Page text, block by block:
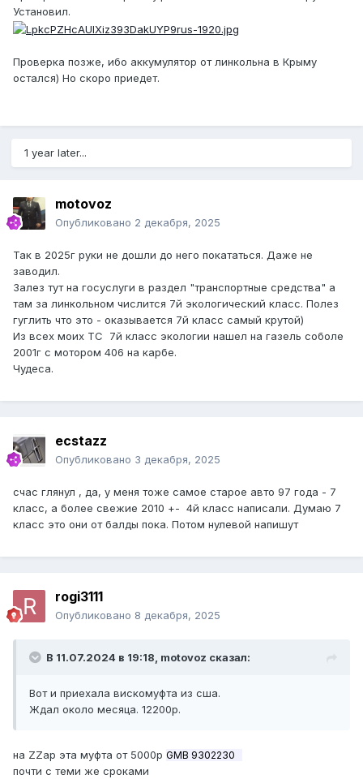
Установил.
Проверка позже, ибо аккумулятор от линкольна в Крыму
остался) Но скоро приедет.
1 year later...
motovoz
Опубликовано 2 декабря, 2025
Так в 2025г руки не дошли до него покататься. Даже не
заводил.
Залез тут на госуслуги в раздел "транспортные средства" а
там за линкольном числится 7й экологический класс. Полез
гуглить что это - оказывается 7й класс самый крутой)
Из всех моих ТС 7й класс экологии нашел на газель соболе
2001г с мотором 406 на карбе.
Чудеса.
ecstazz
Опубликовано 3 декабря, 2025
счас глянул , да, у меня тоже самое старое авто 97 года - 7
класс, а более свежие 2010 +- 4й класс написали. Думаю 7
класс это они от балды пока. Потом нулевой напишут
rogi3111
Опубликовано 8 декабря, 2025
В 11.07.2024 в 19:18, motovoz сказал:
Вот и приехала вискомуфта из сша.
Ждал около месяца. 12200р.
на ZZap эта муфта от 5000р GMB 9302230
почти с теми же сроками